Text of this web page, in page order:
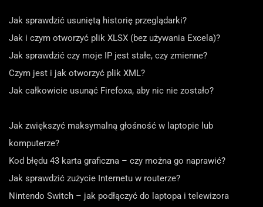
Jak sprawdzić usuniętą historię przeglądarki?
Jak i czym otworzyć plik XLSX (bez używania Excela)?
Jak sprawdzić czy moje IP jest stałe, czy zmienne?
Czym jest i jak otworzyć plik XML?
Jak całkowicie usunąć Firefoxa, aby nic nie zostało?
Jak zwiększyć maksymalną głośność w laptopie lub
komputerze?
Kod błędu 43 karta graficzna – czy można go naprawić?
Jak sprawdzić zużycie Internetu w routerze?
Nintendo Switch – jak podłączyć do laptopa i telewizora